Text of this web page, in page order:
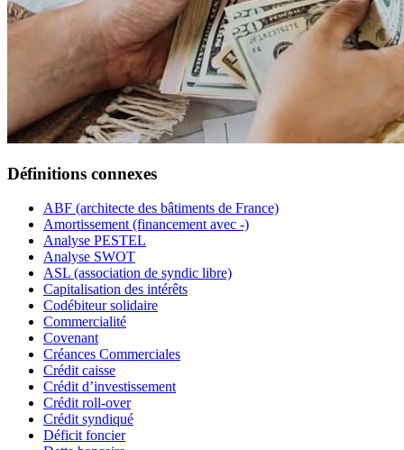
Définitions connexes
ABF (architecte des bâtiments de France)
Amortissement (financement avec -)
Analyse PESTEL
Analyse SWOT
ASL (association de syndic libre)
Capitalisation des intérêts
Codébiteur solidaire
Commercialité
Covenant
Créances Commerciales
Crédit caisse
Crédit d’investissement
Crédit roll-over
Crédit syndiqué
Déficit foncier